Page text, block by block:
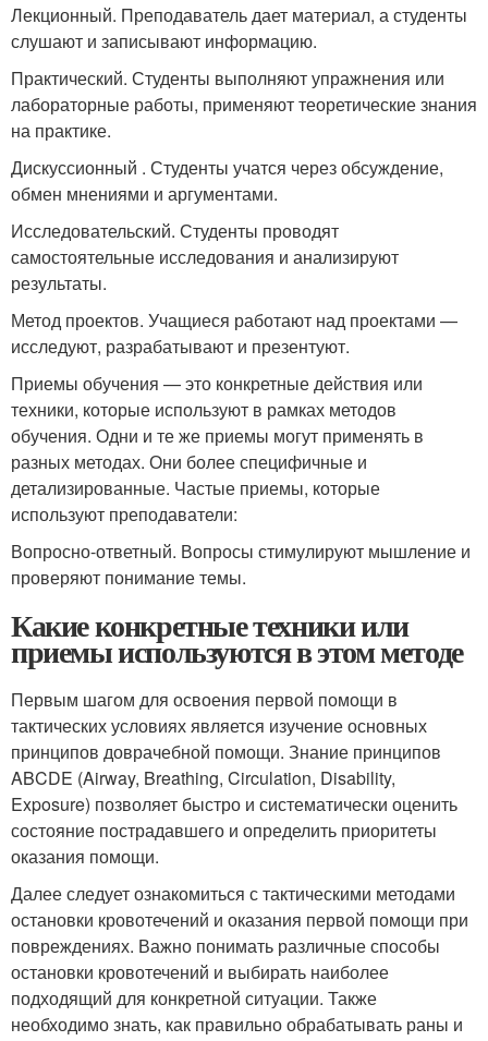
Лекционный. Преподаватель дает материал, а студенты
слушают и записывают информацию.
Практический. Студенты выполняют упражнения или
лабораторные работы, применяют теоретические знания
на практике.
Дискуссионный . Студенты учатся через обсуждение,
обмен мнениями и аргументами.
Исследовательский. Студенты проводят
самостоятельные исследования и анализируют
результаты.
Метод проектов. Учащиеся работают над проектами —
исследуют, разрабатывают и презентуют.
Приемы обучения — это конкретные действия или
техники, которые используют в рамках методов
обучения. Одни и те же приемы могут применять в
разных методах. Они более специфичные и
детализированные. Частые приемы, которые
используют преподаватели:
Вопросно-ответный. Вопросы стимулируют мышление и
проверяют понимание темы.
Какие конкретные техники или
приемы используются в этом методе
Первым шагом для освоения первой помощи в
тактических условиях является изучение основных
принципов доврачебной помощи. Знание принципов
ABCDE (Airway, Breathing, Circulation, Disability,
Exposure) позволяет быстро и систематически оценить
состояние пострадавшего и определить приоритеты
оказания помощи.
Далее следует ознакомиться с тактическими методами
остановки кровотечений и оказания первой помощи при
повреждениях. Важно понимать различные способы
остановки кровотечений и выбирать наиболее
подходящий для конкретной ситуации. Также
необходимо знать, как правильно обрабатывать раны и